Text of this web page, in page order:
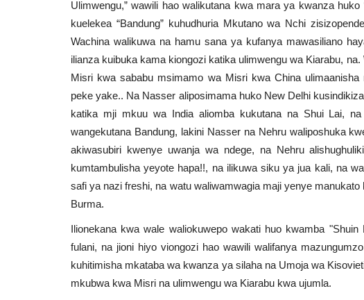
Ulimwengu,” wawili hao walikutana kwa mara ya kwanza
kuelekea “Bandung” kuhudhuria Mkutano wa Nchi
Wachina walikuwa na hamu sana ya kufanya mawasiliano
ilianza kuibuka kama kiongozi katika ulimwengu wa Kiarabu,
Misri kwa sababu msimamo wa Misri kwa China
peke yake.. Na Nasser aliposimama huko New Delhi
katika mji mkuu wa India aliomba kukutana na Shui Lai,
wangekutana Bandung, lakini Nasser na Nehru waliposhuka
akiwasubiri kwenye uwanja wa ndege, na Nehru
kumtambulisha yeyote hapa!!, na ilikuwa siku ya jua kali, na
safi ya nazi freshi, na watu waliwamwagia maji yenye
Burma.
Ilionekana kwa wale waliokuwepo wakati huo kwamba
fulani, na jioni hiyo viongozi hao wawili walifanya
kuhitimisha mkataba wa kwanza ya silaha na Umoja wa
mkubwa kwa Misri na ulimwengu wa Kiarabu kwa ujumla.